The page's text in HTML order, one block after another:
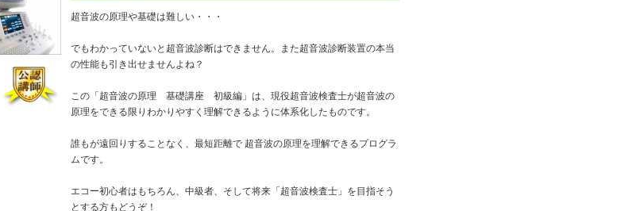
超音波の原理や基礎は難しい・・・
でもわかっていないと超音波診断はできません。また超音波診断装置の本当
の性能も引き出せませんよね？
この「超音波の原理 基礎講座 初級編」は、現役超音波検査士が超音波の
原理をできる限りわかりやすく理解できるように体系化したものです。
誰もが遠回りすることなく、最短距離で 超音波の原理を理解できるプログラ
ムです。
エコー初心者はもちろん、中級者、そして将来「超音波検査士」を目指そう
とする方もどうぞ！